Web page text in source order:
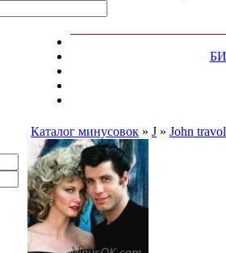
Каталог минусовок » J » John